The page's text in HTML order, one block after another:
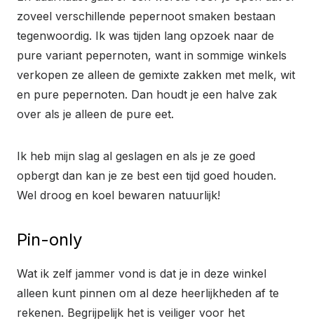
zoveel verschillende pepernoot smaken bestaan
tegenwoordig. Ik was tijden lang opzoek naar de
pure variant pepernoten, want in sommige winkels
verkopen ze alleen de gemixte zakken met melk, wit
en pure pepernoten. Dan houdt je een halve zak
over als je alleen de pure eet.
Ik heb mijn slag al geslagen en als je ze goed
opbergt dan kan je ze best een tijd goed houden.
Wel droog en koel bewaren natuurlijk!
Pin-only
Wat ik zelf jammer vond is dat je in deze winkel
alleen kunt pinnen om al deze heerlijkheden af te
rekenen. Begrijpelijk het is veiliger voor het